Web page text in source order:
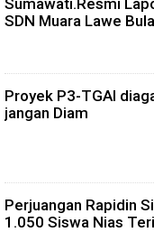
SDN Muara Lawe
Proyek P3-TGAI
jangan Diam
Perjuangan Rapidin
1.050 Siswa Nias